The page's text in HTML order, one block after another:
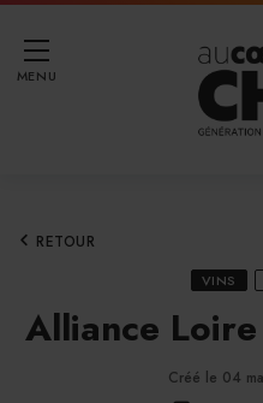
MENU
RETOUR
VINS
Alliance
Créé le 04